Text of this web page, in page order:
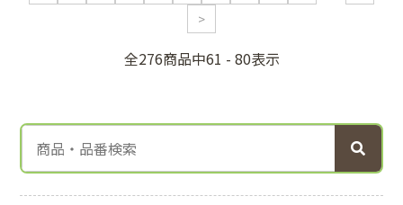
>
全276商品中61 - 80表示